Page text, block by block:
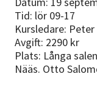
Tid: lör 09-17
Kursledare:
Avgift: 2290 kr
Plats: Långa
Nääs. Otto